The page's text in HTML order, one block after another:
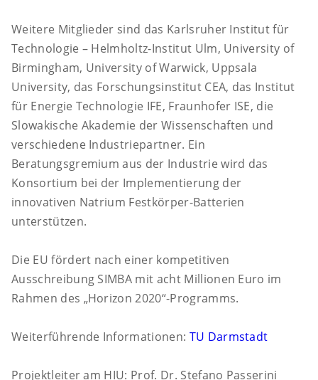
Weitere Mitglieder sind das Karlsruher Institut für
Technologie – Helmholtz-Institut Ulm, University of
Birmingham, University of Warwick, Uppsala
University, das Forschungsinstitut CEA, das Institut
für Energie Technologie IFE, Fraunhofer ISE, die
Slowakische Akademie der Wissenschaften und
verschiedene Industriepartner. Ein
Beratungsgremium aus der Industrie wird das
Konsortium bei der Implementierung der
innovativen Natrium Festkörper-Batterien
unterstützen.
Die EU fördert nach einer kompetitiven
Ausschreibung SIMBA mit acht Millionen Euro im
Rahmen des „Horizon 2020“-Programms.
Weiterführende Informationen: TU Darmstadt
Projektleiter am HIU: Prof. Dr. Stefano Passerini